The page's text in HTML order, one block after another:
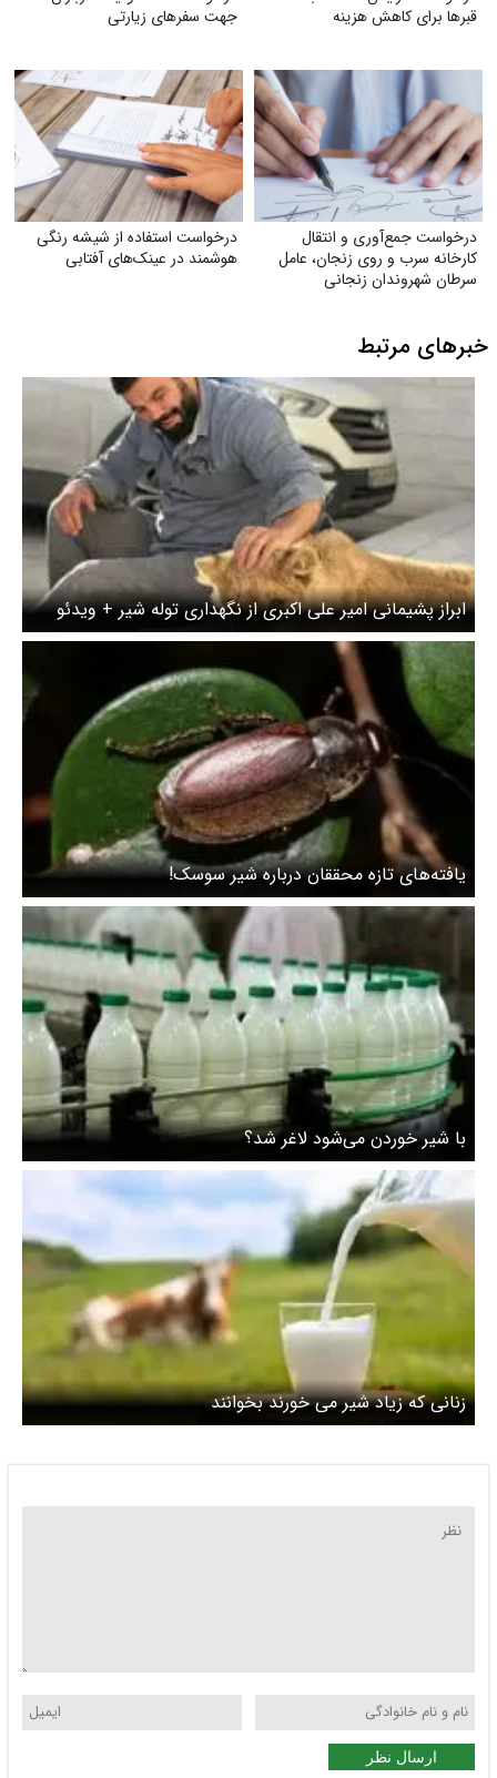
قبر‌ها برای کاهش هزینه
جهت سفرهای زیارتی
درخواست جمع‌آوری و انتقال
کارخانه سرب و روی زنجان، عامل
سرطان شهروندان زنجانی
درخواست استفاده از شیشه رنگی
هوشمند در عینک‌های آفتابی
خبرهای مرتبط
ابراز پشیمانی امیر علی اکبری از نگهداری توله شیر + ویدئو
یافته‌های تازه محققان درباره شیر سوسک!
با شیر خوردن می‌شود لاغر شد؟
زنانی که زیاد شیر می‌ خورند بخوانند
ارسال نظر